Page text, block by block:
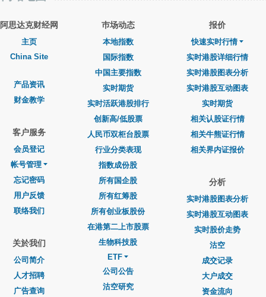
阿思达克财经网
主页
China Site
产品资讯
财金教学
客户服务
会员登记
帐号管理
忘记密码
用户反馈
联络我们
关於我们
公司简介
人才招聘
广告查询
巿场动态
本地指数
国际指数
中国主要指数
实时期货
实时活跃港股排行
创新高/低股票
人民币双柜台股票
行业分类表现
指数成份股
所有国企股
所有红筹股
所有创业板股份
在港第二上市股票
生物科技股
ETF
公司公告
沽空研究
报价
快速实时行情
实时港股详细行情
实时港股图表分析
实时港股互动图表
实时期货
相关认股证行情
相关牛熊证行情
相关界内证报价
分析
实时港股图表分析
实时港股互动图表
实时股价走势
沽空
成交记录
大户成交
资金流向